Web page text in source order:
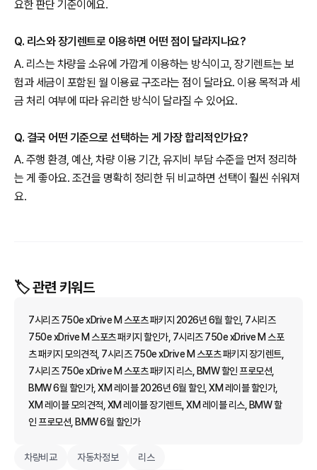
요한 판단 기준이에요.
Q. 리스와 장기렌트로 이용하면 어떤 점이 달라지나요?
A. 리스는 차량을 소유에 가깝게 이용하는 방식이고, 장기렌트는 보
험과 세금이 포함된 월 이용료 구조라는 점이 달라요. 이용 목적과 세
금 처리 여부에 따라 유리한 방식이 달라질 수 있어요.
Q. 결국 어떤 기준으로 선택하는 게 가장 합리적인가요?
A. 주행 환경, 예산, 차량 이용 기간, 유지비 부담 수준을 먼저 정리하
는 게 좋아요. 조건을 명확히 정리한 뒤 비교하면 선택이 훨씬 쉬워져
요.
🏷️ 관련 키워드
7시리즈 750e xDrive M 스포츠 패키지 2026년 6월 할인, 7시리즈
750e xDrive M 스포츠 패키지 할인가, 7시리즈 750e xDrive M 스포
츠 패키지 모의견적, 7시리즈 750e xDrive M 스포츠 패키지 장기렌트,
7시리즈 750e xDrive M 스포츠 패키지 리스, BMW 할인 프로모션,
BMW 6월 할인가, XM 레이블 2026년 6월 할인, XM 레이블 할인가,
XM 레이블 모의견적, XM 레이블 장기렌트, XM 레이블 리스, BMW 할
인 프로모션, BMW 6월 할인가
차량비교 자동차정보 리스